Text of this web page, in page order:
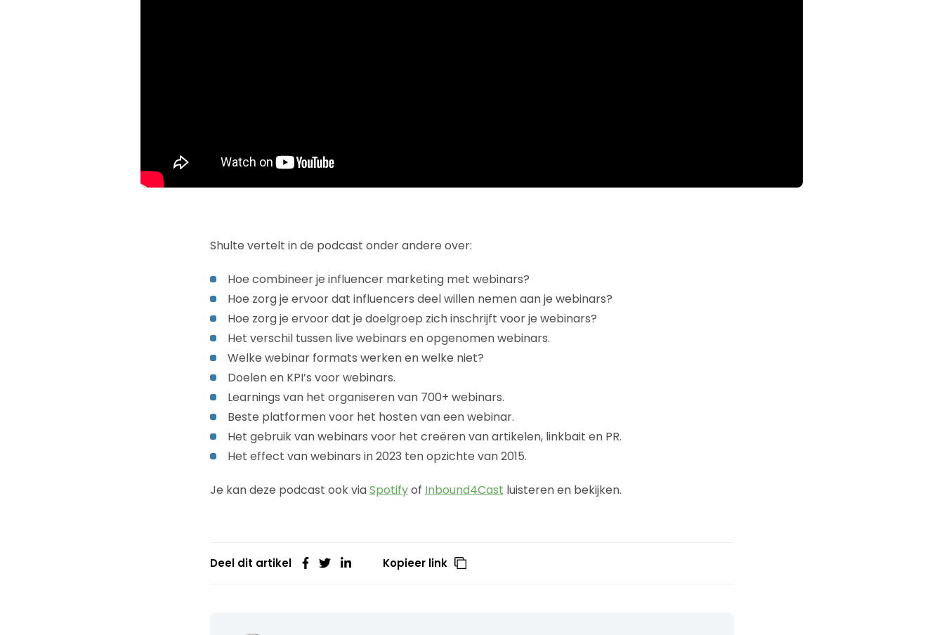
Shulte vertelt in de podcast onder andere over:
Hoe combineer je influencer marketing met webinars?
Hoe zorg je ervoor dat influencers deel willen nemen aan je webinars?
Hoe zorg je ervoor dat je doelgroep zich inschrijft voor je webinars?
Het verschil tussen live webinars en opgenomen webinars.
Welke webinar formats werken en welke niet?
Doelen en KPI’s voor webinars.
Learnings van het organiseren van 700+ webinars.
Beste platformen voor het hosten van een webinar.
Het gebruik van webinars voor het creëren van artikelen, linkbait en PR.
Het effect van webinars in 2023 ten opzichte van 2015.
Je kan deze podcast ook viaSpotifyof Inbound4Cast luisteren en bekijken.
Deel dit artikel Kopieer link